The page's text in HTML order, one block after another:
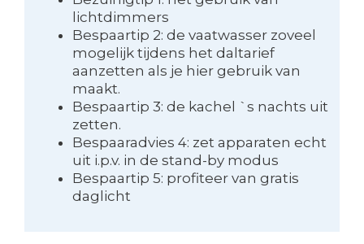
lichtdimmers
Bespaartip 2: de vaatwasser zoveel
mogelijk tijdens het daltarief
aanzetten als je hier gebruik van
maakt.
Bespaartip 3: de kachel `s nachts uit
zetten.
Bespaaradvies 4: zet apparaten echt
uit i.p.v. in de stand-by modus
Bespaartip 5: profiteer van gratis
daglicht